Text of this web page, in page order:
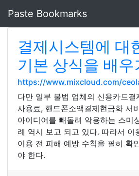
Paste Bookmarks
결제시스템에 대
기본 상식을 배우
https://www.mixcloud.com/
다만 일부 불법 업체의 신용카드결
사용료, 핸드폰소액결제현금화 서
아이디어를 빼돌려 악용하는 스미
례 역시 보고 되고 있다. 따라서 이
이용 전 피해 예방 수칙을 필히 확
야 한다.